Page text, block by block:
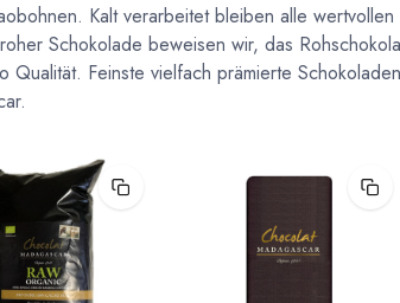
Kalt verarbeitet bleiben alle
Schokolade beweisen wir, das
Qualität. Feinste vielfach prämierte